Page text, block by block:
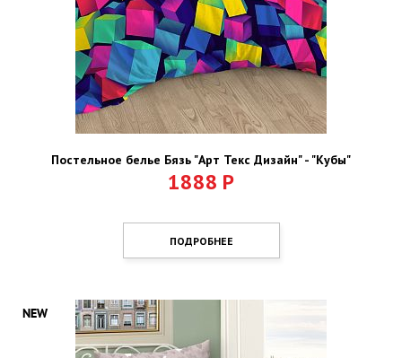
Постельное белье Бязь "Арт Текс Дизайн" - "Кубы"
1888 Р
ПОДРОБНЕЕ